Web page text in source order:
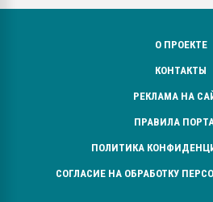
О ПРОЕКТЕ
КОНТАКТЫ
РЕКЛАМА НА
ПРАВИЛА
ПОЛИТИКА
СОГЛАСИЕ НА ОБРАБОТКУ